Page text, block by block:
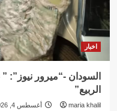
اخبار
السودان -“ميرور نيوز”:
الربيع”
maria khalil أغسطس 4, 2026